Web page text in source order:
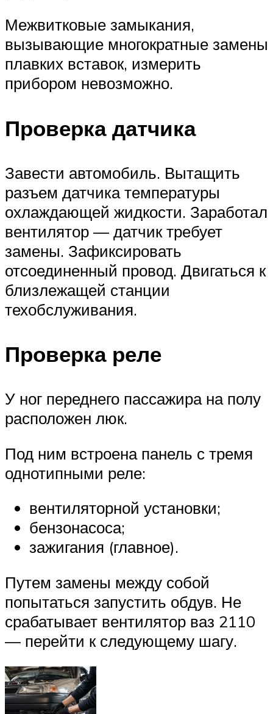
Межвитковые замыкания,
вызывающие многократные замены
плавких вставок, измерить
прибором невозможно.
Проверка датчика
Завести автомобиль. Вытащить
разъем датчика температуры
охлаждающей жидкости. Заработал
вентилятор — датчик требует
замены. Зафиксировать
отсоединенный провод. Двигаться к
близлежащей станции
техобслуживания.
Проверка реле
У ног переднего пассажира на полу
расположен люк.
Под ним встроена панель с тремя
однотипными реле:
вентиляторной установки;
бензонасоса;
зажигания (главное).
Путем замены между собой
попытаться запустить обдув. Не
срабатывает вентилятор ваз 2110
— перейти к следующему шагу.